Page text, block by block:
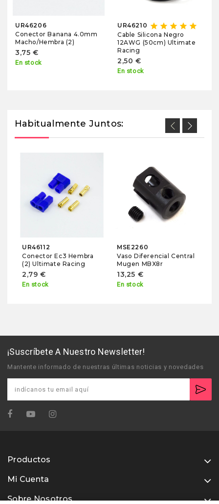
UR46206
Conector Banana 4.0mm
Macho/Hembra (2)
3,75 €
En stock
UR46210 star star star star star
Cable Silicona Negro
12AWG (50cm) Ultimate
Racing
2,50 €
En stock
Habitualmente Juntos:
UR46112
Conector Ec3 Hembra
(2) Ultimate Racing
2,79 €
En stock
MSE2260
Vaso Diferencial Central
Mugen MBX8r
13,25 €
En stock
¡Suscríbete A Nuestro Newsletter!
Mantente informado de nuestras últimas noticias y novedades
Productos
Mi Cuenta
Sobre Nosotros